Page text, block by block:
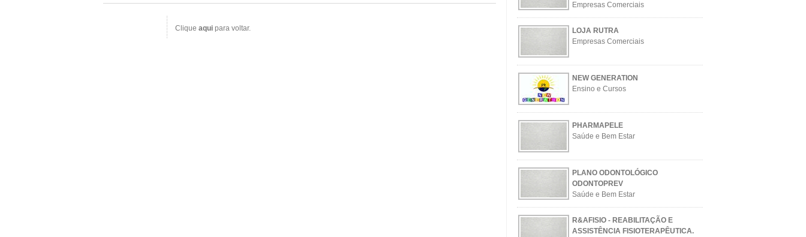
Clique aqui para voltar.
Empresas Comerciais
LOJA RUTRA
Empresas Comerciais
NEW GENERATION
Ensino e Cursos
PHARMAPELE
Saúde e Bem Estar
PLANO ODONTOLÓGICO
ODONTOPREV
Saúde e Bem Estar
R&AFISIO - REABILITAÇÃO E
ASSISTÊNCIA FISIOTERAPÊUTICA.